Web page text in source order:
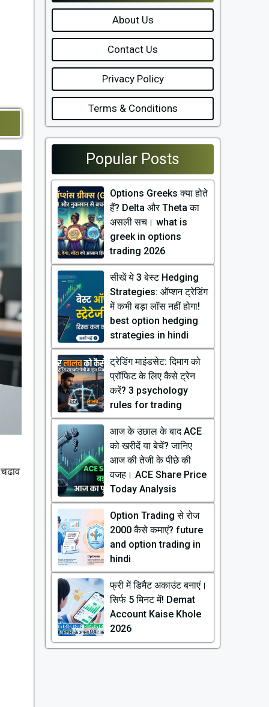
About Us
Contact Us
Privacy Policy
Terms & Conditions
Popular Posts
Options Greeks क्या होते
हैं? Delta और Theta का
असली सच। what is
greek in options
trading 2026
सीखें ये 3 बेस्ट Hedging
Strategies: ऑप्शन ट्रेडिंग
में कभी बड़ा लॉस नहीं होगा!
best option hedging
strategies in hindi
ट्रेडिंग माइंडसेट: दिमाग को
प्रॉफिट के लिए कैसे ट्रेन
करें? 3 psychology
rules for trading
आज के उछाल के बाद ACE
को खरीदें या बेचें? जानिए
आज की तेजी के पीछे की
वजह। ACE Share Price
Today Analysis
Option Trading से रोज
₹2000 कैसे कमाएं? future
and option trading in
hindi
फ्री में डिमैट अकाउंट बनाएं।
सिर्फ 5 मिनट में! Demat
Account Kaise Khole
2026